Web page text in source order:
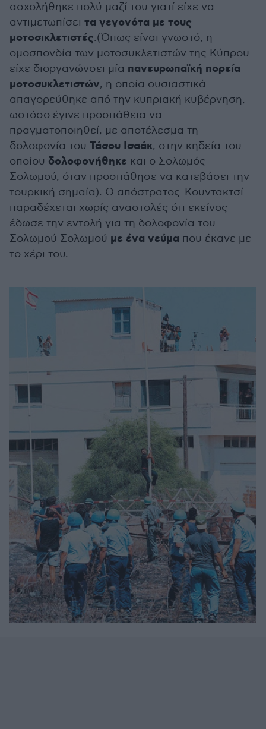
ασχολήθηκε πολύ μαζί του γιατί είχε να
αντιμετωπίσει τα γεγονότα με τους
μοτοσικλετιστές.(Όπως είναι γνωστό, η
ομοσπονδία των μοτοσυκλετιστών της Κύπρου
είχε διοργανώνσει μία πανευρωπαϊκή πορεία
μοτοσυκλετιστών, η οποία ουσιαστικά
απαγορεύθηκε από την κυπριακή κυβέρνηση,
ωστόσο έγινε προσπάθεια να
πραγματοποιηθεί, με αποτέλεσμα τη
δολοφονία του Τάσου Ισαάκ, στην κηδεία του
οποίου δολοφονήθηκε και ο Σολωμός
Σολωμού, όταν προσπάθησε να κατεβάσει την
τουρκική σημαία). Ο απόστρατος Κουντακτσί
παραδέχεται χωρίς αναστολές ότι εκείνος
έδωσε την εντολή για τη δολοφονία του
Σολωμού Σολωμού με ένα νεύμα που έκανε με
το χέρι του.